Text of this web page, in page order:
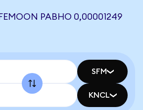
РАВНО 0,00001249
SFM
KNCL